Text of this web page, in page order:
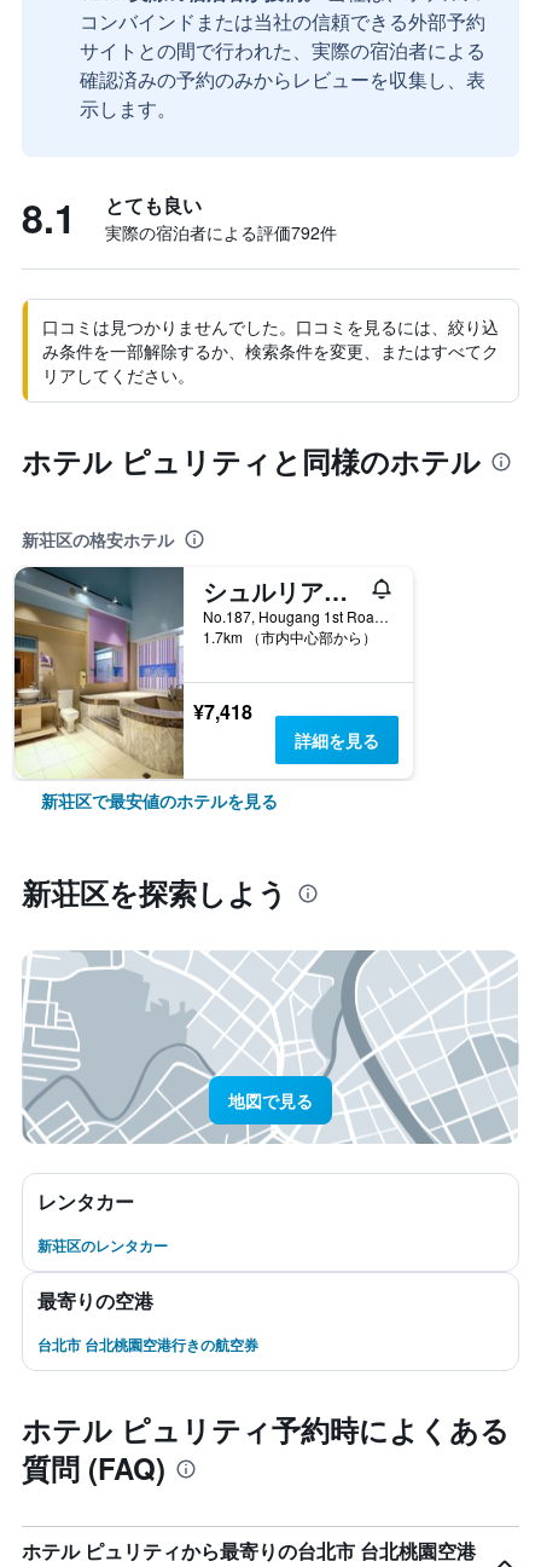
コンバインドまたは当社の信頼できる外部予約
サイトとの間で行われた、実際の宿泊者による
確認済みの予約のみからレビューを収集し、表
示します。
8.1 とても良い
実際の宿泊者による評価792​件
口コミは見つかりませんでした。口コミを見るには、絞り込
み条件を一部解除するか、検索条件を変更、またはすべてク
リアしてください。
ホテル ピュリティと同様のホテル
新荘区の格安ホテル
シュルリアル モーテル - シンジュン ブランチ
No.187, Hougang 1st Road, 新荘区, 台湾
1.7km （市内中心部から）
¥7,418
詳細を見る
新荘区で最安値のホテルを見る
新荘区​を探索しよう
地図で見る
レンタカー
新荘区のレンタカー
最寄りの空港
台北市 台北桃園空港行きの航空券
ホテル ピュリティ予約時によくある
質問 (FAQ)
ホテル ピュリティから最寄りの台北市 台北桃園空港